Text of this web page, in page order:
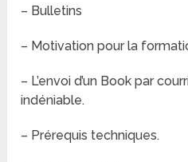
– Bulletins
– Motivation pour la
– L’envoi d’un Book par
indéniable.
– Prérequis techniques.